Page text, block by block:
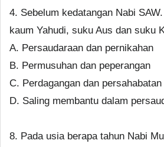
4. Sebelum kedatangan Nabi
kaum Yahudi, suku Aus dan suku
A. Persaudaraan dan pernikahan
B. Permusuhan dan peperangan
C. Perdagangan dan persahabatan
D. Saling membantu dalam
8. Pada usia berapa tahun Nabi